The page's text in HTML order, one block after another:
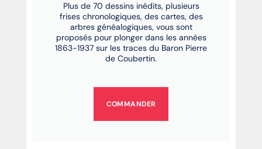
Plus de 70 dessins inédits, plusieurs
frises chronologiques, des cartes, des
arbres généalogiques, vous sont
proposés pour plonger dans les années
1863-1937 sur les traces du Baron Pierre
de Coubertin.
COMMANDER